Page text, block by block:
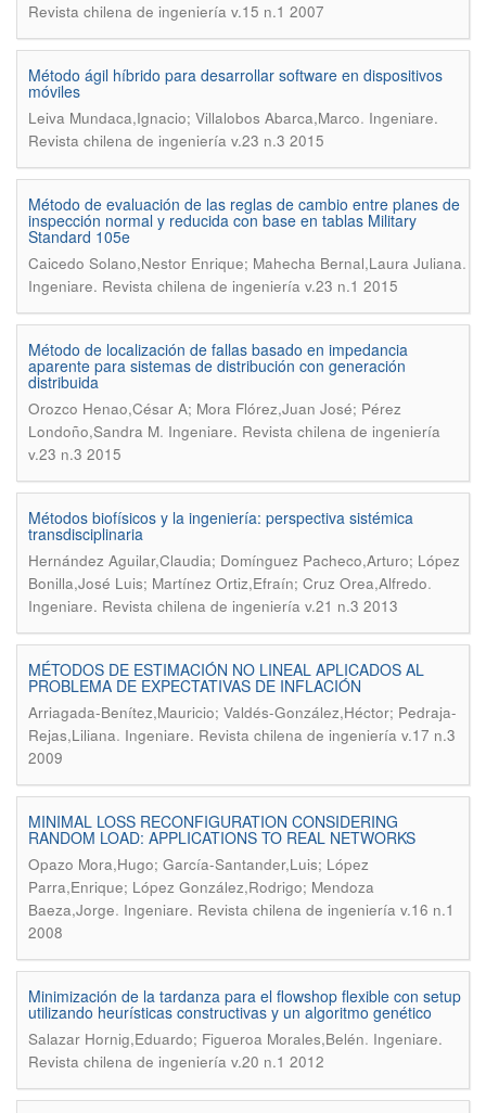
Revista chilena de ingeniería v.15 n.1 2007
Método ágil híbrido para desarrollar software en dispositivos
móviles
Leiva Mundaca,Ignacio; Villalobos Abarca,Marco. Ingeniare.
Revista chilena de ingeniería v.23 n.3 2015
Método de evaluación de las reglas de cambio entre planes de
inspección normal y reducida con base en tablas Military
Standard 105e
Caicedo Solano,Nestor Enrique; Mahecha Bernal,Laura Juliana.
Ingeniare. Revista chilena de ingeniería v.23 n.1 2015
Método de localización de fallas basado en impedancia
aparente para sistemas de distribución con generación
distribuida
Orozco Henao,César A; Mora Flórez,Juan José; Pérez
Londoño,Sandra M. Ingeniare. Revista chilena de ingeniería
v.23 n.3 2015
Métodos biofísicos y la ingeniería: perspectiva sistémica
transdisciplinaria
Hernández Aguilar,Claudia; Domínguez Pacheco,Arturo; López
Bonilla,José Luis; Martínez Ortiz,Efraín; Cruz Orea,Alfredo.
Ingeniare. Revista chilena de ingeniería v.21 n.3 2013
MÉTODOS DE ESTIMACIÓN NO LINEAL APLICADOS AL
PROBLEMA DE EXPECTATIVAS DE INFLACIÓN
Arriagada-Benítez,Mauricio; Valdés-González,Héctor; Pedraja-
Rejas,Liliana. Ingeniare. Revista chilena de ingeniería v.17 n.3
2009
MINIMAL LOSS RECONFIGURATION CONSIDERING
RANDOM LOAD: APPLICATIONS TO REAL NETWORKS
Opazo Mora,Hugo; García-Santander,Luis; López
Parra,Enrique; López González,Rodrigo; Mendoza
Baeza,Jorge. Ingeniare. Revista chilena de ingeniería v.16 n.1
2008
Minimización de la tardanza para el flowshop flexible con setup
utilizando heurísticas constructivas y un algoritmo genético
Salazar Hornig,Eduardo; Figueroa Morales,Belén. Ingeniare.
Revista chilena de ingeniería v.20 n.1 2012